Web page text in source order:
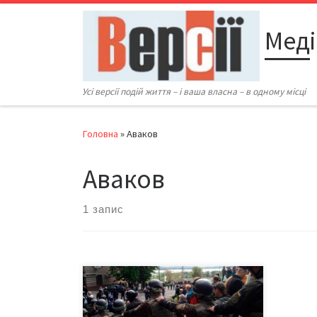
Перейти до вмісту
Усі версії подій життя – і ваша власна – в одному місці
Головна »Аваков
Аваков
1 запис
Хто каже правду – генпрокурор чи
мер Дніпра? За словами Луценка,
«тітушок», які напали на учасників